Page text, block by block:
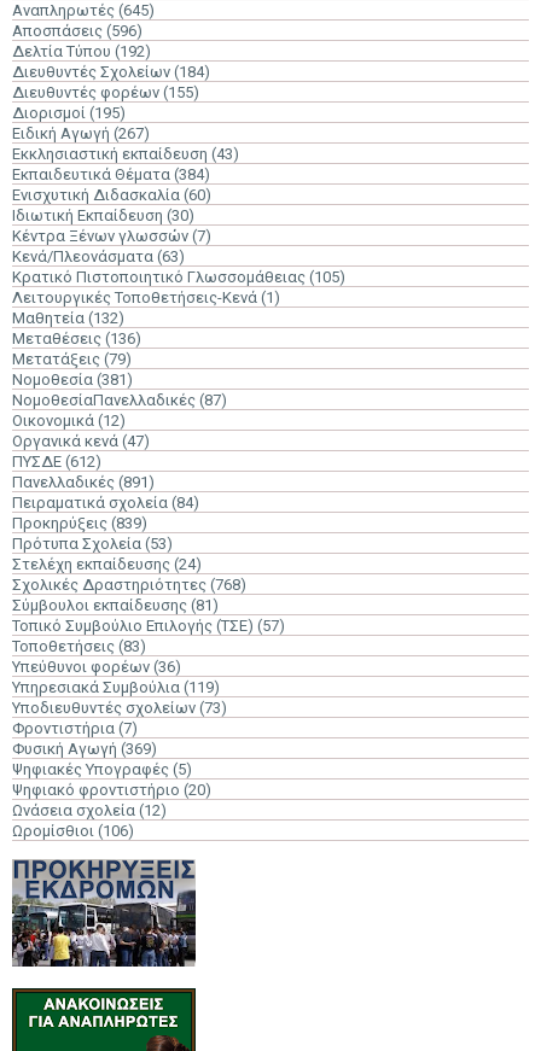
Αναπληρωτές (645)
Αποσπάσεις (596)
Δελτία Τύπου (192)
Διευθυντές Σχολείων (184)
Διευθυντές φορέων (155)
Διορισμοί (195)
Ειδική Αγωγή (267)
Εκκλησιαστική εκπαίδευση (43)
Εκπαιδευτικά Θέματα (384)
Ενισχυτική Διδασκαλία (60)
Ιδιωτική Εκπαίδευση (30)
Κέντρα Ξένων γλωσσών (7)
Κενά/Πλεονάσματα (63)
Κρατικό Πιστοποιητικό Γλωσσομάθειας (105)
Λειτουργικές Τοποθετήσεις-Κενά (1)
Μαθητεία (132)
Μεταθέσεις (136)
Μετατάξεις (79)
Νομοθεσία (381)
ΝομοθεσίαΠανελλαδικές (87)
Οικονομικά (12)
Οργανικά κενά (47)
ΠΥΣΔΕ (612)
Πανελλαδικές (891)
Πειραματικά σχολεία (84)
Προκηρύξεις (839)
Πρότυπα Σχολεία (53)
Στελέχη εκπαίδευσης (24)
Σχολικές Δραστηριότητες (768)
Σύμβουλοι εκπαίδευσης (81)
Τοπικό Συμβούλιο Επιλογής (ΤΣΕ) (57)
Τοποθετήσεις (83)
Υπεύθυνοι φορέων (36)
Υπηρεσιακά Συμβούλια (119)
Υποδιευθυντές σχολείων (73)
Φροντιστήρια (7)
Φυσική Αγωγή (369)
Ψηφιακές Υπογραφές (5)
Ψηφιακό φροντιστήριο (20)
Ωνάσεια σχολεία (12)
Ωρομίσθιοι (106)